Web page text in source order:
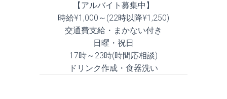
【アルバイト募集中】
時給¥1,000～(22時以降¥1,250)
交通費支給・まかない付き
日曜・祝日
17時～23時(時間応相談)
ドリンク作成・食器洗い